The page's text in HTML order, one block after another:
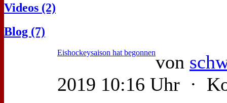
Videos (2)
Blog (7)
Eishockeysaison hat begonnenvon
2019 10:16 Uhr ·